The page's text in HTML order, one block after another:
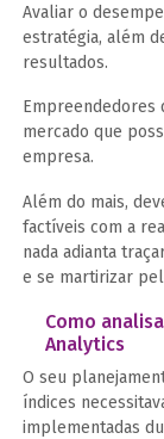
Avaliar o
estratégia, além
resultados.
Empreendedores
mercado que
empresa.
Além do mais,
factíveis com a
nada adianta
e se martirizar
Como
Analytics
O seu
índices
implementadas